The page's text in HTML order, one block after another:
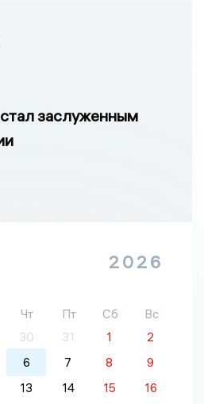
заслуженным
2026
Чт Пт Сб
Вс
30 31 1
2
6 7 8
9
13 14 15 16